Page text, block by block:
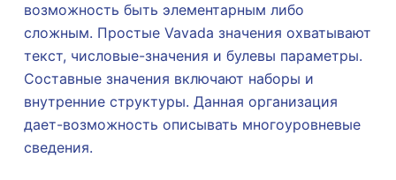
возможность быть элементарным либо
сложным. Простые Vavada значения охватывают
текст, числовые-значения и булевы параметры.
Составные значения включают наборы и
внутренние структуры. Данная организация
дает-возможность описывать многоуровневые
сведения.